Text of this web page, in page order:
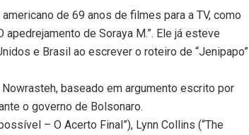
de 69 anos de filmes para a TV, como
apedrejamento de Soraya M.”. Ele já esteve
e Brasil ao escrever o roteiro de “Jenipapo”
baseado em argumento escrito por
o governo de Bolsonaro.
– O Acerto Final”), Lynn Collins (“The